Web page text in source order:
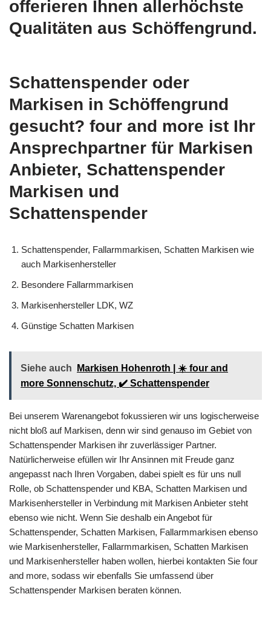
offerieren Ihnen allerhöchste
Qualitäten aus Schöffengrund.
Schattenspender oder
Markisen in Schöffengrund
gesucht? four and more ist Ihr
Ansprechpartner für Markisen
Anbieter, Schattenspender
Markisen und
Schattenspender
Schattenspender, Fallarmmarkisen, Schatten Markisen wie
auch Markisenhersteller
Besondere Fallarmmarkisen
Markisenhersteller LDK, WZ
Günstige Schatten Markisen
Siehe auch
Markisen Hohenroth | ☀️ four and
more Sonnenschutz, ✔️ Schattenspender
Bei unserem Warenangebot fokussieren wir uns logischerweise
nicht bloß auf Markisen, denn wir sind genauso im Gebiet von
Schattenspender Markisen ihr zuverlässiger Partner.
Natürlicherweise efüllen wir Ihr Ansinnen mit Freude ganz
angepasst nach Ihren Vorgaben, dabei spielt es für uns null
Rolle, ob Schattenspender und KBA, Schatten Markisen und
Markisenhersteller in Verbindung mit Markisen Anbieter steht
ebenso wie nicht. Wenn Sie deshalb ein Angebot für
Schattenspender, Schatten Markisen, Fallarmmarkisen ebenso
wie Markisenhersteller, Fallarmmarkisen, Schatten Markisen
und Markisenhersteller haben wollen, hierbei kontakten Sie four
and more, sodass wir ebenfalls Sie umfassend über
Schattenspender Markisen beraten können.